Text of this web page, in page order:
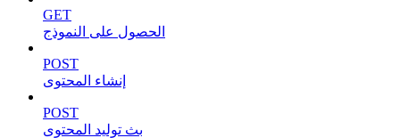
GET
الحصول على النموذج
POST
إنشاء المحتوى
POST
بث توليد المحتوى